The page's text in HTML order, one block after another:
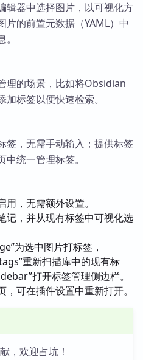
辑器中选择图片，以可视化方
片的前置元数据（YAML）中
理的场景，比如将Obsidian
标签以便快速检索。
签，无需手动输入；提供标签
统一管理标签。
，无需额外设置。
记，并从现有标签中可视化选
为选中图片打标签，
重新扫描库中的现有标
打开标签管理侧边栏。
可在插件设置中重新打开。
，欢迎占坑！